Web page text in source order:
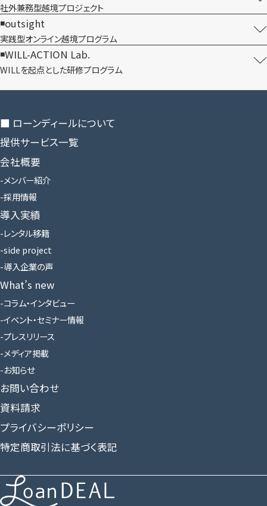
社外兼務型​越境プロジェクト
outsight
実践型オンライン​越境プログラム
WILL-ACTION Lab.
WILLを​起点とした​研修プログラム
■ ローンディールに​ついて
提供サービス一覧
会社概要
メンバー紹介
採用情報
導入実績
レンタル移籍
side project
導入企業の声
What’s new
コラム・インタビュー
イベント・セミナー情報
プレスリリース
メディア掲載
お知らせ
お問い合わせ
資料請求
プライバシーポリシー
特定商取引法に基づく表記